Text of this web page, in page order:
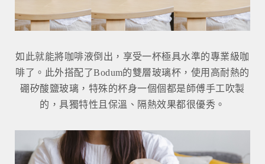
如此就能將咖啡液倒出，享受一杯極具水準的專業級咖
啡了。此外搭配了Bodum的雙層玻璃杯，使用高耐熱的
硼矽酸鹽玻璃，特殊的杯身一個個都是師傅手工吹製
的，具獨特性且保溫、隔熱效果都很優秀。